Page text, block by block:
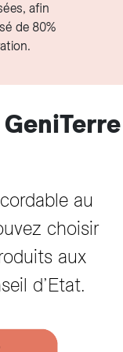
afin
de 80%
GeniTerre
au
choisir
aux
d’Etat.